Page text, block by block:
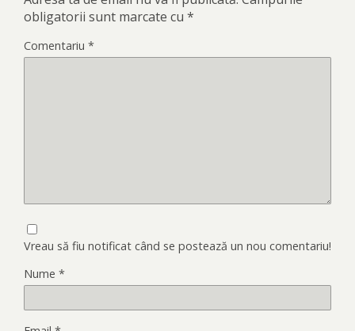
obligatorii sunt marcate cu *
Comentariu *
Vreau să fiu notificat când se postează un nou comentariu!
Nume *